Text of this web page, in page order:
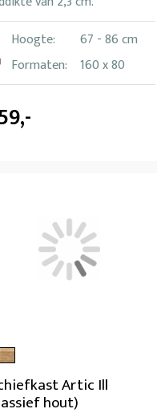
Hoogte:
67 - 86 cm
Formaten:
160 x 80
Artic Ill
hout)